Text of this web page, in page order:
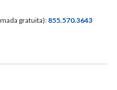
gratuita): 855.570.3643